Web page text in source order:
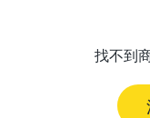
找不到